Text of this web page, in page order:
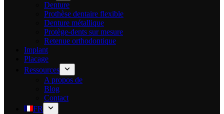
Denture
Prothèse dentaire flexible
Denture métallique
Protège-dents sur mesure
Retenue orthodontique
Implant
Placage
Ressources
A propos de
Blog
Contact
FR